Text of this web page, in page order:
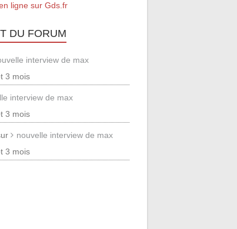
ligne sur Gds.fr
DU FORUM
interview de max
3 mois
interview de max
3 mois
nouvelle interview de max
3 mois